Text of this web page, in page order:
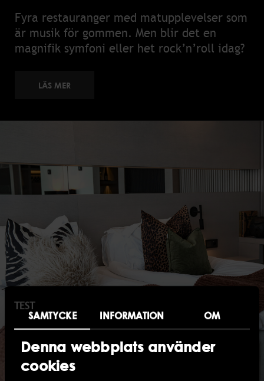
TEST
SAMTYCKE
INFORMATION OM
Denna webbplats använder
cookies
Fyra restauranger med matupplevelser som
är musik för gommen. Men blir det en
magnifik symfoni eller het rock’n’roll idag?
LÄS MER